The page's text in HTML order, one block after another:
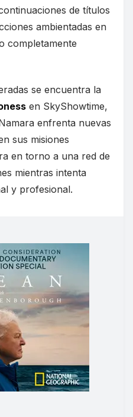
de títulos
ambientadas en
completamente
se encuentra la
en SkyShowtime,
enfrenta nuevas
sus misiones
en torno a una red de
mientras intenta
y profesional.